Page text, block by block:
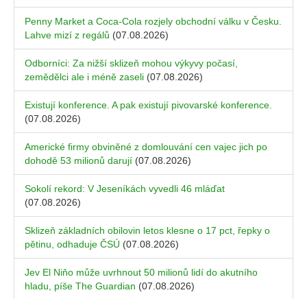
Penny Market a Coca-Cola rozjely obchodní válku v Česku.
Lahve mizí z regálů (07.08.2026)
Odborníci: Za nižší sklizeň mohou výkyvy počasí,
zemědělci ale i méně zaseli (07.08.2026)
Existují konference. A pak existují pivovarské konference.
(07.08.2026)
Americké firmy obviněné z domlouvání cen vajec jich po
dohodě 53 milionů darují (07.08.2026)
Sokolí rekord: V Jeseníkách vyvedli 46 mláďat
(07.08.2026)
Sklizeň základních obilovin letos klesne o 17 pct, řepky o
pětinu, odhaduje ČSÚ (07.08.2026)
Jev El Niňo může uvrhnout 50 milionů lidí do akutního
hladu, píše The Guardian (07.08.2026)